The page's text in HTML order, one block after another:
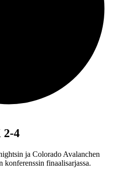
2-4
ja Colorado Avalanchen
konferenssin finaalisarjassa.